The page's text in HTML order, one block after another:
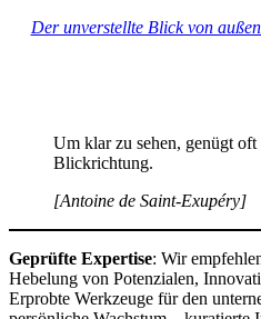
Der unverstellte Blick von
Um klar zu sehen, genügt oft
Blickrichtung.
[Antoine de Saint-Exupéry]
Geprüfte Expertise: Wir
Hebelung von Potenzialen,
Erprobte Werkzeuge für den